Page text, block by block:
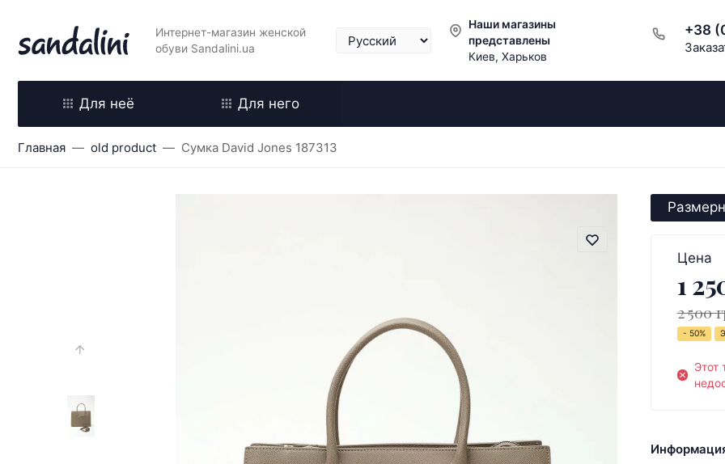
Интернет-магазин женской
обуви Sandalini.ua
Наши магазины
представлены
Киев, Харьков
+38
Для неё Для него
Главная old product Сумка David Jones 187313
Цена
1
2 500
- 50%
Этот